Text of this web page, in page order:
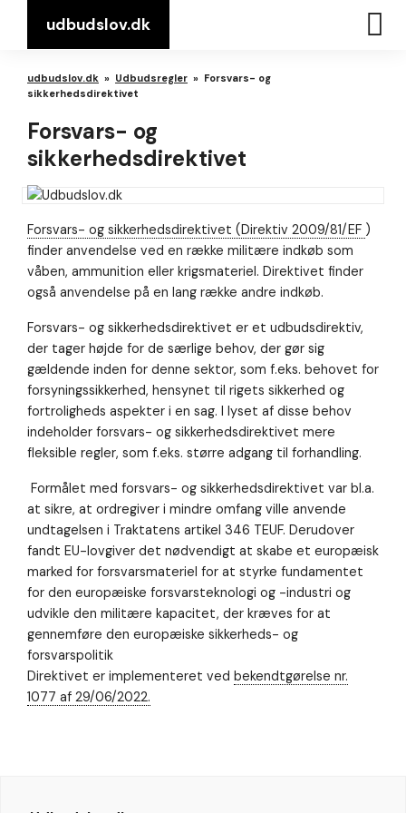
udbudslov.dk
udbudslov.dk » Udbudsregler » Forsvars- og
sikkerhedsdirektivet
Forsvars- og
sikkerhedsdirektivet
Forsvars- og sikkerhedsdirektivet (Direktiv 2009/81/EF )
finder anvendelse ved en række militære indkøb som
våben, ammunition eller krigsmateriel. Direktivet finder
også anvendelse på en lang række andre indkøb.
Forsvars- og sikkerhedsdirektivet er et udbudsdirektiv,
der tager højde for de særlige behov, der gør sig
gældende inden for denne sektor, som f.eks. behovet for
forsyningssikkerhed, hensynet til rigets sikkerhed og
fortroligheds aspekter i en sag. I lyset af disse behov
indeholder forsvars- og sikkerhedsdirektivet mere
fleksible regler, som f.eks. større adgang til forhandling.
Formålet med forsvars- og sikkerhedsdirektivet var bl.a.
at sikre, at ordregiver i mindre omfang ville anvende
undtagelsen i Traktatens artikel 346 TEUF. Derudover
fandt EU-lovgiver det nødvendigt at skabe et europæisk
marked for forsvarsmateriel for at styrke fundamentet
for den europæiske forsvarsteknologi og -industri og
udvikle den militære kapacitet, der kræves for at
gennemføre den europæiske sikkerheds- og
forsvarspolitik
Direktivet er implementeret ved bekendtgørelse nr.
1077 af 29/06/2022.
Nødvendig
Nødvendige
cookies hjælper
med at gøre en
brugbar ved at
aktivere
grundlæggende
funktioner
såsom side-
navigation og
adgang til sikre
områder af
hjemmesiden.
Hjemmesiden
kan ikke
fungere
ordentligt uden
disse cookies.